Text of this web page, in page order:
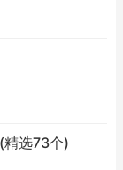
精选73个)